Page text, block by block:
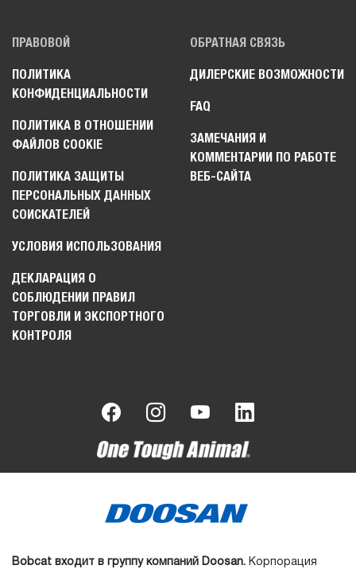
ПРАВОВОЙ
ПОЛИТИКА
КОНФИДЕНЦИАЛЬНОСТИ
ПОЛИТИКА В ОТНОШЕНИИ
ФАЙЛОВ COOKIE
ПОЛИТИКА ЗАЩИТЫ
ПЕРСОНАЛЬНЫХ ДАННЫХ
СОИСКАТЕЛЕЙ
УСЛОВИЯ ИСПОЛЬЗОВАНИЯ
ДЕКЛАРАЦИЯ О
СОБЛЮДЕНИИ ПРАВИЛ
ТОРГОВЛИ И ЭКСПОРТНОГО
КОНТРОЛЯ
ОБРАТНАЯ СВЯЗЬ
ДИЛЕРСКИЕ ВОЗМОЖНОСТИ
FAQ
ЗАМЕЧАНИЯ И
КОММЕНТАРИИ ПО РАБОТЕ
ВЕБ-САЙТА
Bobcat входит в группу компаний Doosan. Корпорация